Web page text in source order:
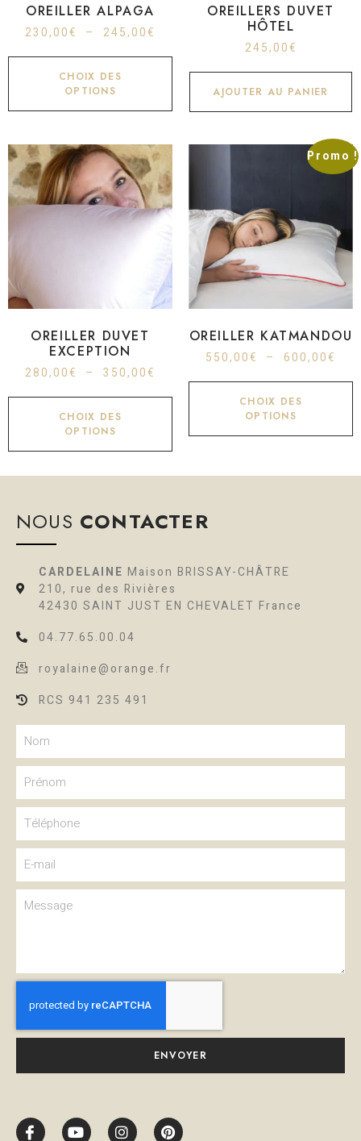
OREILLER ALPAGA
230,00€ – 245,00€
CHOIX DES
OPTIONS
OREILLERS DUVET
HÔTEL
245,00€
AJOUTER AU PANIER
OREILLER DUVET
EXCEPTION
280,00€ – 350,00€
CHOIX DES
OPTIONS
Promo !
OREILLER KATMANDOU
550,00€ – 600,00€
CHOIX DES
OPTIONS
NOUS CONTACTER
CARDELAINE Maison BRISSAY-CHÂTRE
210, rue des Rivières
42430 SAINT JUST EN CHEVALET France
04.77.65.00.04
royalaine@orange.fr
RCS 941 235 491
ENVOYER